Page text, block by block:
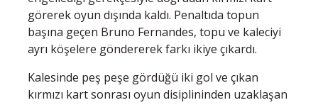
görerek oyun dışında kaldı. Penaltıda topun
başına geçen Bruno Fernandes, topu ve kaleciyi
ayrı köşelere göndererek farkı ikiye çıkardı.
Kalesinde peş peşe gördüğü iki gol ve çıkan
kırmızı kart sonrası oyun disiplininden uzaklaşan